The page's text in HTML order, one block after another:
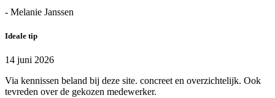
- Melanie Janssen
Ideale tip
14 juni 2026
Via kennissen beland bij deze site. concreet en overzichtelijk. Ook
tevreden over de gekozen medewerker.